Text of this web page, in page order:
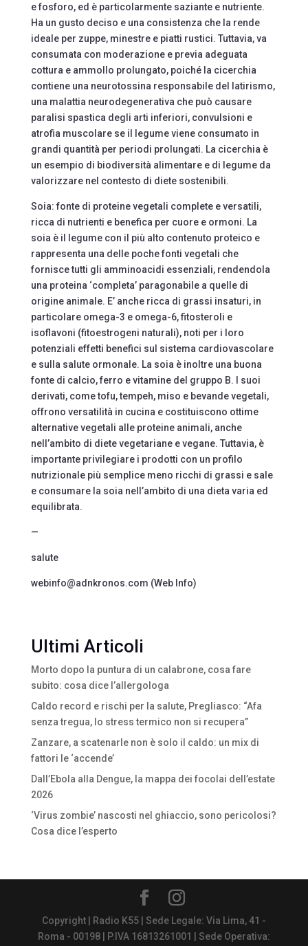
e fosforo, ed è particolarmente saziante e nutriente.
Ha un gusto deciso e una consistenza che la rende
ideale per zuppe, minestre e piatti rustici. Tuttavia, va
consumata con moderazione e previa adeguata
cottura e ammollo prolungato, poiché la cicerchia
contiene una neurotossina responsabile del latirismo,
una malattia neurodegenerativa che può causare
paralisi spastica degli arti inferiori, convulsioni e
atrofia muscolare se il legume viene consumato in
grandi quantità per periodi prolungati. La cicerchia è
un esempio di biodiversità alimentare e di legume da
valorizzare nel contesto di diete sostenibili.
Soia: fonte di proteine vegetali complete e versatili,
ricca di nutrienti e benefica per cuore e ormoni. La
soia è il legume con il più alto contenuto proteico e
rappresenta una delle poche fonti vegetali che
fornisce tutti gli amminoacidi essenziali, rendendola
una proteina ‘completa’ paragonabile a quelle di
origine animale. E’ anche ricca di grassi insaturi, in
particolare omega-3 e omega-6, fitosteroli e
isoflavoni (fitoestrogeni naturali), noti per i loro
potenziali effetti benefici sul sistema cardiovascolare
e sulla salute ormonale. La soia è inoltre una buona
fonte di calcio, ferro e vitamine del gruppo B. I suoi
derivati, come tofu, tempeh, miso e bevande vegetali,
offrono versatilità in cucina e costituiscono ottime
alternative vegetali alle proteine animali, anche
nell’ambito di diete vegetariane e vegane. Tuttavia, è
importante privilegiare i prodotti con un profilo
nutrizionale più semplice meno ricchi di grassi e sale
e consumare la soia nell’ambito di una dieta varia ed
equilibrata.
—
salute
webinfo@adnkronos.com (Web Info)
Ultimi Articoli
Morto dopo la puntura di un calabrone, cosa fare
subito: cosa dice l’allergologa
Caldo record e rischi per la salute, Pregliasco: “Afa
senza tregua, lo stress termico non si recupera”
Zanzare, a scatenarle non è solo il caldo: un mix di
fattori le ‘accende’
Dall’Ebola alla Dengue, la mappa dei focolai dell’estate
2026
‘Virus zombie’ nascosti nel ghiaccio, sono pericolosi?
Cosa dice l’esperto
Copyright | Radio K55 | Sede Legale: Via Lima, 41 -
Roma - 00198 | P.IVA 16813261001 | Sede Operativa: